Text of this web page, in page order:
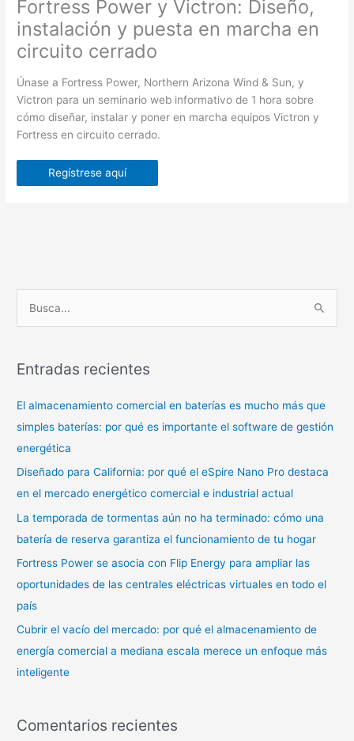
Fortress Power y Victron: Diseño,
instalación y puesta en marcha en
circuito cerrado
Únase a Fortress Power, Northern Arizona Wind & Sun, y
Victron para un seminario web informativo de 1 hora sobre
cómo diseñar, instalar y poner en marcha equipos Victron y
Fortress en circuito cerrado.
Regístrese aquí
c
Entradas recientes
El almacenamiento comercial en baterías es mucho más que
simples baterías: por qué es importante el software de gestión
energética
Diseñado para California: por qué el eSpire Nano Pro destaca
en el mercado energético comercial e industrial actual
La temporada de tormentas aún no ha terminado: cómo una
batería de reserva garantiza el funcionamiento de tu hogar
Fortress Power se asocia con Flip Energy para ampliar las
oportunidades de las centrales eléctricas virtuales en todo el
país
Cubrir el vacío del mercado: por qué el almacenamiento de
energía comercial a mediana escala merece un enfoque más
inteligente
Comentarios recientes